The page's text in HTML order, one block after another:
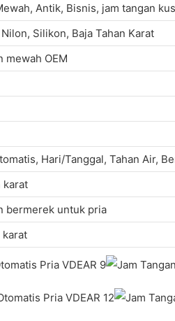
Antik, Bisnis, jam tangan
Silikon, Baja Tahan Karat
mewah OEM
Hari/Tanggal, Tahan Air,
karat
bermerek untuk pria
karat